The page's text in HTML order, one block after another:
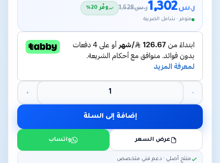
ر.س1,302ر.س1,628 وفّر 20%
متوفر · شامل الضريبة
إضافة إلى السلة
عرض السعر واتساب
منتج أصلي · دعم فني متخصص